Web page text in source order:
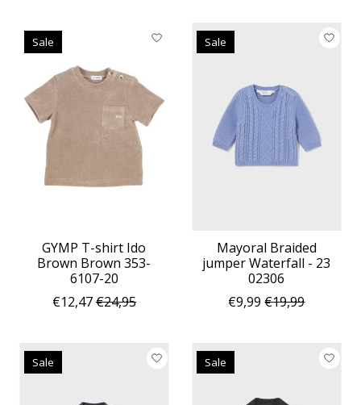
Sale
GYMP T-shirt Ido
Brown Brown 353-
6107-20
€12,47€24,95
Sale
Mayoral Braided
jumper Waterfall - 23
02306
€9,99 €19,99
Sale Sale